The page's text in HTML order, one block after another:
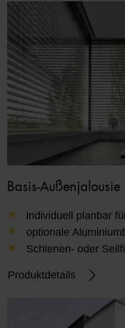
Basis-Außenjalousie
individuell planbar
optionale
Schienen- oder
Produktdetails